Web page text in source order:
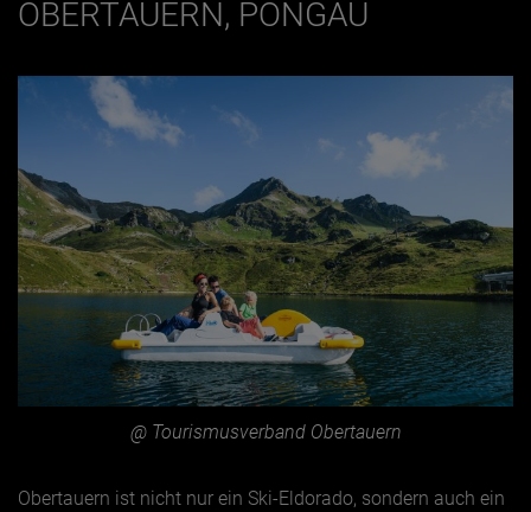
August
Dezember
OBERTAUERN, PONGAU
@ Tourismusverband Obertauern
Obertauern ist nicht nur ein Ski-Eldorado, sondern auch ein